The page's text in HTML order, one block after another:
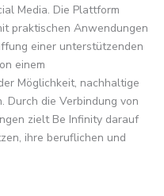
Media. Die Plattform
praktischen Anwendungen
einer unterstützenden
einem
Möglichkeit, nachhaltige
Durch die Verbindung von
zielt Be Infinity darauf
ihre beruflichen und